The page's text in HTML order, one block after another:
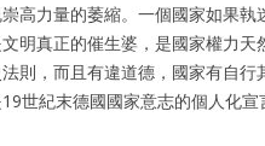
高力量的萎縮。一個國家如果
明真正的催生婆，是國家權力
則，而且有違道德，國家有自
世紀末德國國家意志的個人化宣